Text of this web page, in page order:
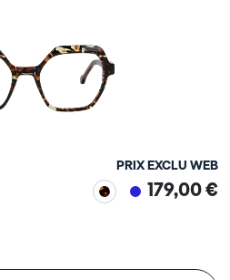
PRIX EXCLU WEB
179,00 €